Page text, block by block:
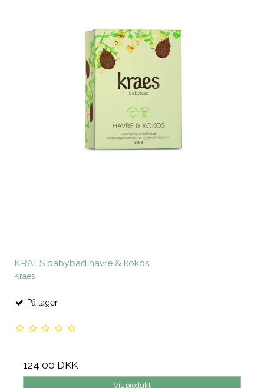
KRAES babybad havre & kokos
Kraes
På lager
124,00 DKK
Vis produkt